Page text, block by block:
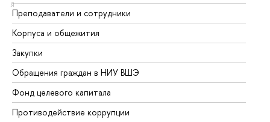
Я
Преподаватели и сотрудники
Корпуса и общежития
Закупки
Обращения граждан в НИУ ВШЭ
Фонд целевого капитала
Противодействие коррупции